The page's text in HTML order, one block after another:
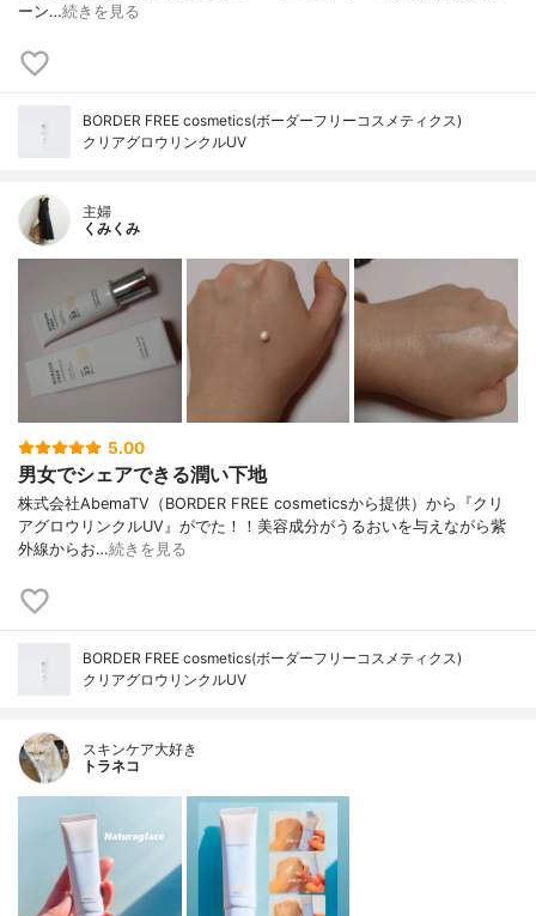
ーン…続きを見る
BORDER FREE cosmetics(ボーダーフリーコスメティクス)
クリアグロウリンクルUV
主婦
くみくみ
5.00
男女でシェアできる潤い下地
株式会社AbemaTV（BORDER FREE cosmeticsから提供）から『クリ
アグロウリンクルUV』がでた！！美容成分がうるおいを与えながら紫
外線からお…続きを見る
BORDER FREE cosmetics(ボーダーフリーコスメティクス)
クリアグロウリンクルUV
スキンケア大好き
トラネコ